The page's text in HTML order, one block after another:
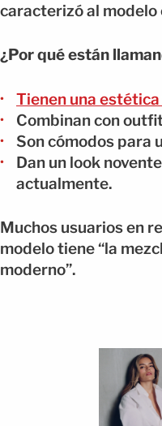
caracterizó al modelo
¿Por qué están
Tienen una
Combinan con
Son cómodos para
Dan un look
actualmente.
Muchos usuarios en
modelo tiene “la
moderno”.